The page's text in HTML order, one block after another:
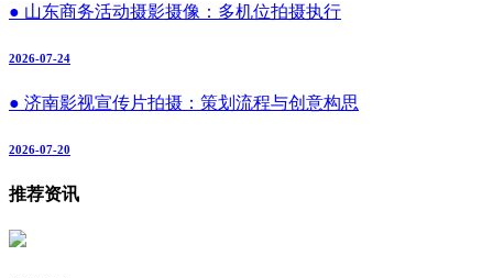
● 山东商务活动摄影摄像：多机位拍摄执行
2026-07-24
● 济南影视宣传片拍摄：策划流程与创意构思
2026-07-20
推荐资讯